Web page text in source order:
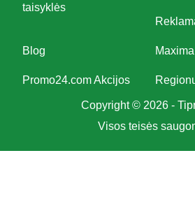
taisyklės
Blog
Promo24.com Akcijos
Copyright © 2026 -
Visos teisės